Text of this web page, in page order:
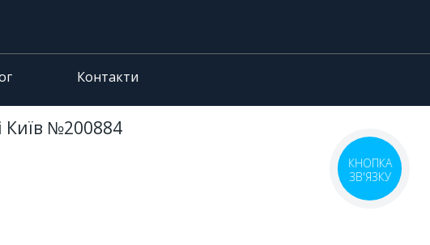
Контакти
Київ №200884
КНОПКА
ЗВ'ЯЗКУ